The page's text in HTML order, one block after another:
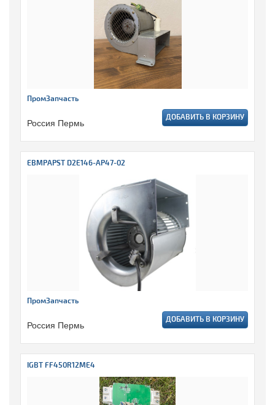
ПромЗапчасть
Россия Пермь ДОБАВИТЬ В КОРЗИНУ
EBMPAPST D2E146-AP47-02
ПромЗапчасть
Россия Пермь ДОБАВИТЬ В КОРЗИНУ
IGBT FF450R12ME4